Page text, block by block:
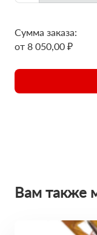
Сумма заказа:
от 8 050,00 ₽
Вам также